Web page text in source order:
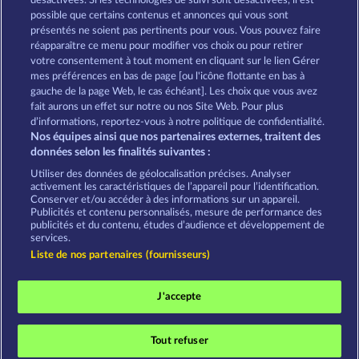
Quantum Clash
CGU Charte de confidentialité
Mentions légales Société FAQ
Programme d'affiliation
Envoyer la demande de rétractation
Les jeux de casino sociaux sont prévus uniquement
à des fins de divertissement et n'ont absolument
jeux avec de l'argent réel.
©2026 Whow Games GmbH
possible que certains contenus et annonces qui vous sont
présentés ne soient pas pertinents pour vous. Vous pouvez faire
réapparaître ce menu pour modifier vos choix ou pour retirer
votre consentement à tout moment en cliquant sur le lien Gérer
mes préférences en bas de page [ou l'icône flottante en bas à
gauche de la page Web, le cas échéant]. Les choix que vous avez
fait aurons un effet sur notre ou nos Site Web. Pour plus
d’informations, reportez-vous à notre politique de confidentialité.
Nos équipes ainsi que nos partenaires externes, traitent des
données selon les finalités suivantes :
Utiliser des données de géolocalisation précises. Analyser
activement les caractéristiques de l’appareil pour l’identification.
Conserver et/ou accéder à des informations sur un appareil.
Publicités et contenu personnalisés, mesure de performance des
publicités et du contenu, études d’audience et développement de
services.
Liste de nos partenaires (fournisseurs)
J'accepte
Tout refuser